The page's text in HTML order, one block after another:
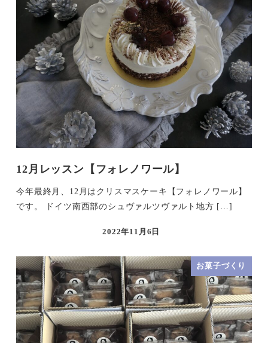
12月レッスン【フォレノワール】
今年最終月、12月はクリスマスケーキ【フォレノワール】
です。 ドイツ南西部のシュヴァルツヴァルト地方 […]
2022年11月6日
お菓子づくり